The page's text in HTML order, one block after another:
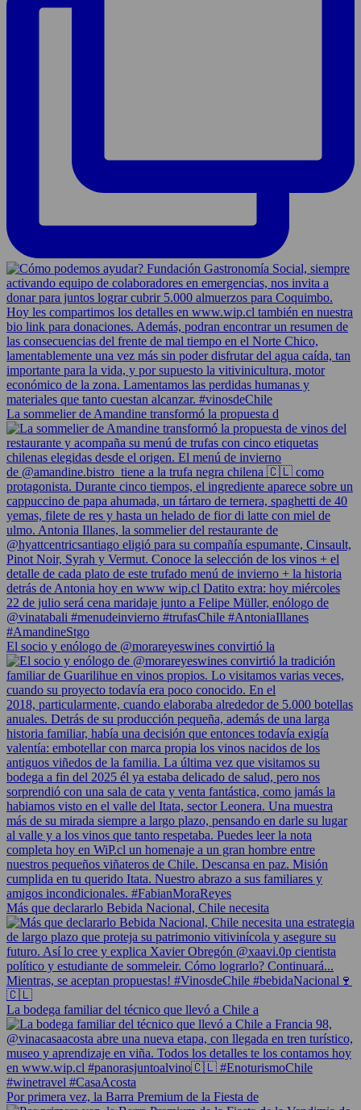
La sommelier de Amandine transformó la propuesta d
El socio y enólogo de @morareyeswines convirtió la
Más que declararlo Bebida Nacional, Chile necesita
La bodega familiar del técnico que llevó a Chile a
Por primera vez, la Barra Premium de la Fiesta de